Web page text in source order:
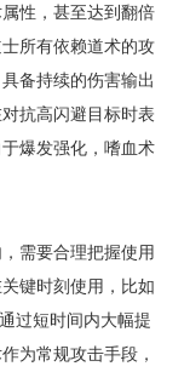
性，甚至达到翻倍
所有依赖道术的攻
备持续的伤害输出
抗高闪避目标时表
爆发强化，嗜血术
需要合理把握使用
键时刻使用，比如
过短时间内大幅提
为常规攻击手段，